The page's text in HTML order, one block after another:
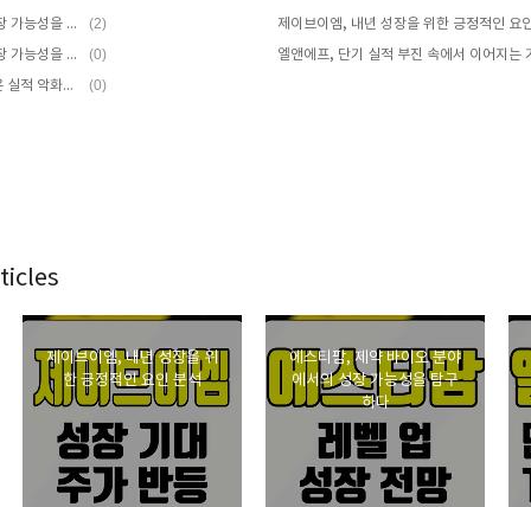
디케이티, 디케이티의 실적과 미래 성장 가능성을 탐구하다 (2)
제이브이엠, 내년 성장을 위한 긍정적인 요
에스티팜, 제약 바이오 분야에서의 성장 가능성을 탐구하다
(0)
엘앤에프, 단기 실적 부진 속에서 이어지는
에코프로비엠, 유럽 재고조정이 가져온 실적 악화와 향후 회복 기대
(0)
제이브이엠, 내년 성장을 위
한 긍정적인 요인 분석
에스티팜, 제약 바이오 분야
에서의 성장 가능성을 탐구
하다